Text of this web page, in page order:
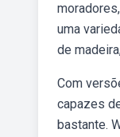
uma
de
Com
capazes
bastante.